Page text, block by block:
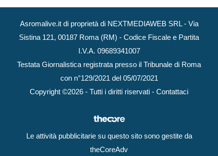
Asromalive.it di proprietà di NEXTMEDIAWEB SRL - Via
Sistina 121, 00187 Roma (RM) - Codice Fiscale e Partita
I.V.A. 09689341007
Testata Giornalistica registrata presso il Tribunale di Roma
con n°129/2021 del 05/07/2021
Copyright ©2026 - Tutti i diritti riservati - Contattaci
Le attività pubblicitarie su questo sito sono gestite da
theCoreAdv